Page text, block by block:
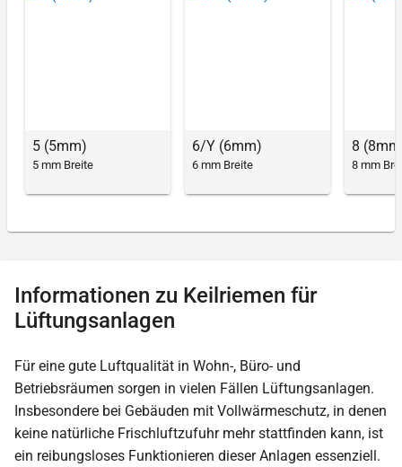
5 (5mm)
5 mm Breite
6/Y (6mm)
6 mm Breite
8
8 mm
Informationen zu Keilriemen für
Lüftungsanlagen
Für eine gute Luftqualität in Wohn-, Büro- und
Betriebsräumen sorgen in vielen Fällen Lüftungsanlagen.
Insbesondere bei Gebäuden mit Vollwärmeschutz, in denen
keine natürliche Frischluftzufuhr mehr stattfinden kann, ist
ein reibungsloses Funktionieren dieser Anlagen essenziell.